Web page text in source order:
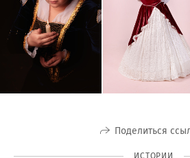
Поделиться
ИСТОРИИ